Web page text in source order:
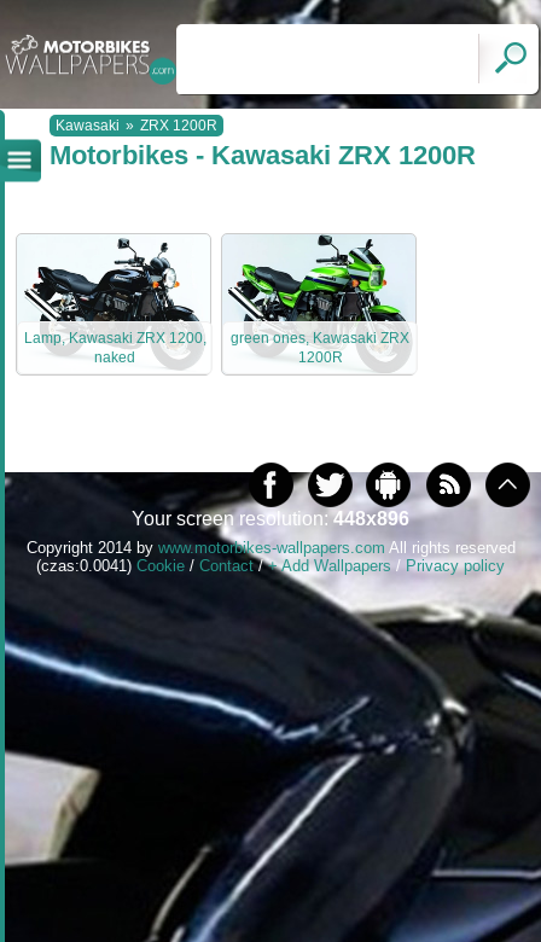
Kawasaki » ZRX 1200R
Motorbikes - Kawasaki ZRX 1200R
Lamp, Kawasaki ZRX 1200,
naked
green ones, Kawasaki ZRX
1200R
Your screen resolution:448x896
Copyright 2014 by www.motorbikes-wallpapers.com All rights reserved
(czas:0.0041) Cookie / Contact/+ Add Wallpapers / Privacy policy